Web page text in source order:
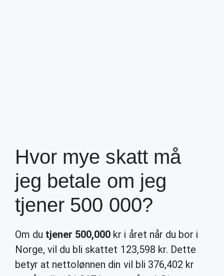
Hvor mye skatt må
jeg betale om jeg
tjener 500 000?
Om du tjener 500,000 kr i året når du bor i
Norge, vil du bli skattet 123,598 kr. Dette
betyr at nettolønnen din vil bli 376,402 kr